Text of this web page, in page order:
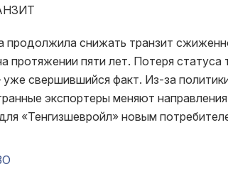
продолжила снижать транзит
протяжении пяти лет. Потеря статуса
уже свершившийся факт. Из-за
экспортеры меняют
«Тенгизшевройл» новым